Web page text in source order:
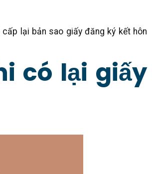
lại bản sao giấy đăng ký kết hôn
có lại giấy